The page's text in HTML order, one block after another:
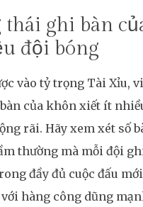
ghi bàn
đội bóng
vào tỷ trọng Tài Xỉu,
của khôn xiết ít
rãi. Hãy xem xét số
thường mà mỗi đội
đầy đủ cuộc đấu mới
hàng công dũng